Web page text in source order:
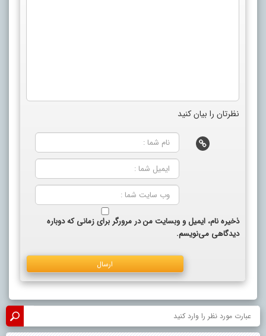
نظرتان را بیان کنید
ذخیره نام، ایمیل و وبسایت من در مرورگر برای زمانی که دوباره
دیدگاهی می‌نویسم.